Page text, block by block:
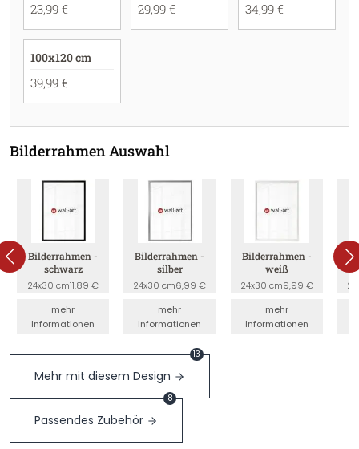
23,99 € 29,99 € 34,99 €
100x120 cm
39,99 €
Bilderrahmen Auswahl
Bilderrahmen -
schwarz
24x30 cm11,89 €
mehr
Informationen
Bilderrahmen -
silber
24x30 cm6,99 €
mehr
Informationen
Bilderrahmen -
weiß
24x30 cm9,99 €
mehr
Informationen
Mehr mit diesem Design
13
Passendes Zubehör
8